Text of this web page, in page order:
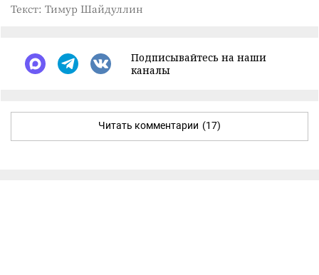
Текст: Тимур Шайдуллин
Подписывайтесь на наши
каналы
Читать комментарии (17)